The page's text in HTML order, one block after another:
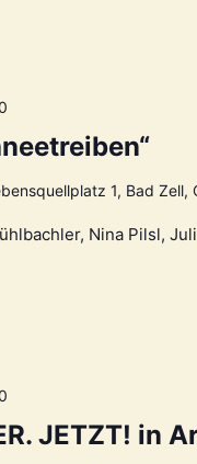
1, Bad Zell,
Nina Pilsl,
JETZT! in